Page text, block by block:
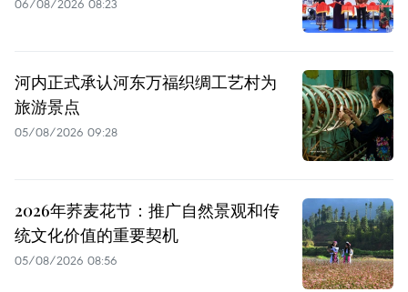
河内正式承认河东万福织绸工艺村为
旅游景点
05/08/2026 09:28
2026年荞麦花节：推广自然景观和传
统文化价值的重要契机
05/08/2026 08:56